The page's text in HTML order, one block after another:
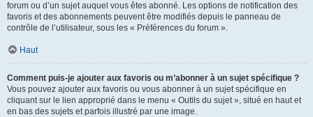
forum ou d’un sujet auquel vous êtes abonné. Les options de notification des
favoris et des abonnements peuvent être modifiés depuis le panneau de
contrôle de l’utilisateur, sous les « Préférences du forum ».
Haut
Comment puis-je ajouter aux favoris ou m’abonner à un sujet spécifique ?
Vous pouvez ajouter aux favoris ou vous abonner à un sujet spécifique en
cliquant sur le lien approprié dans le menu « Outils du sujet », situé en haut et
en bas des sujets et parfois illustré par une image.